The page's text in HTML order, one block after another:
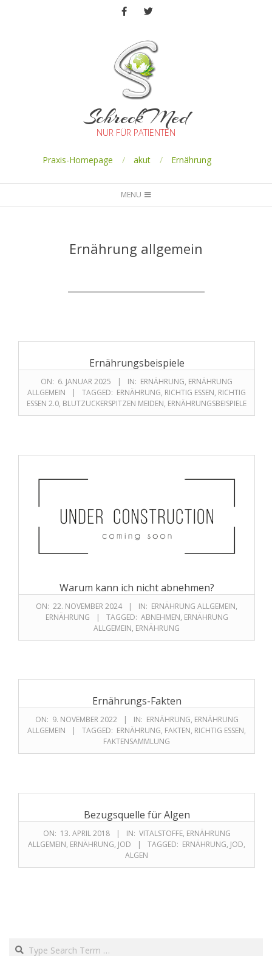
SchreckMed
NUR FÜR PATIENTEN
Praxis-Homepage akut Ernährung
MENU
Ernährung allgemein
Ernährungsbeispiele
ON: 6. JANUAR 2025 IN: ERNÄHRUNG, ERNÄHRUNG
ALLGEMEIN
TAGGED: ERNÄHRUNG, RICHTIG ESSEN, RICHTIG
ESSEN 2.0, BLUTZUCKERSPITZEN MEIDEN, ERNÄHRUNGSBEISPIELE
Warum kann ich nicht abnehmen?
ON: 22. NOVEMBER 2024 IN: ERNÄHRUNG ALLGEMEIN,
ERNÄHRUNG
TAGGED: ABNEHMEN, ERNÄHRUNG
ALLGEMEIN, ERNÄHRUNG
Ernährungs-Fakten
ON: 9. NOVEMBER 2022 IN: ERNÄHRUNG, ERNÄHRUNG
ALLGEMEIN
TAGGED: ERNÄHRUNG, FAKTEN, RICHTIG ESSEN,
FAKTENSAMMLUNG
Bezugsquelle für Algen
ON: 13. APRIL 2018 IN: VITALSTOFFE, ERNÄHRUNG
ALLGEMEIN, ERNÄHRUNG, JOD TAGGED: ERNÄHRUNG, JOD,
ALGEN